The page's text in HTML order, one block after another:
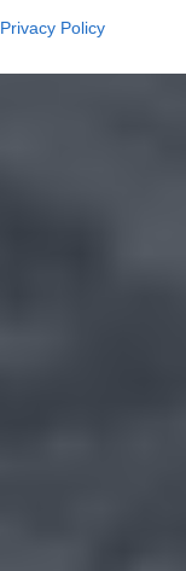
Privacy Policy